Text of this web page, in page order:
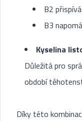
B2
B3
Kyselina
Důležitá pro
období
Díky této